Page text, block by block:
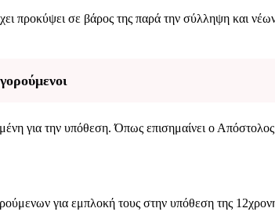
προκύψει σε βάρος της παρά την σύλληψη και
για την υπόθεση. Όπως επισημαίνει ο
για εμπλοκή τους στην υπόθεση της